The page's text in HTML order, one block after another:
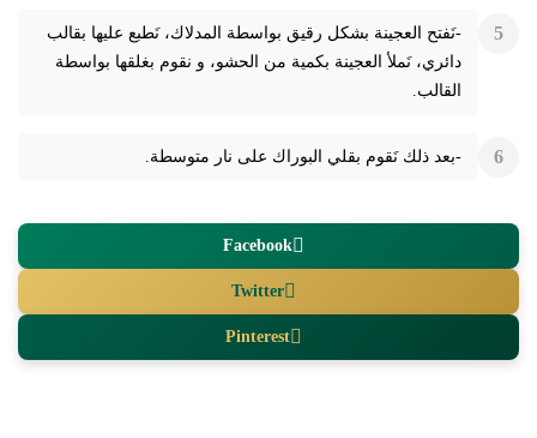
-نَفتح العجينة بشكل رقيق بواسطة المدلاك، نَطبع عليها بقالب
دائري، نَملأ العجينة بكمية من الحشو، و نقوم بغلقها بواسطة
القالب.
-بعد ذلك نَقوم بقلي البوراك على نار متوسطة.
Facebook
Twitter
Pinterest